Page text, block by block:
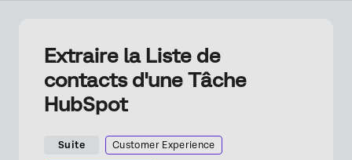
Extraire la Liste de
contacts d'une Tâche
HubSpot
Suite Customer Experience